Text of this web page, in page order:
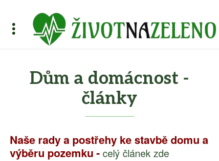
Dům a domácnost -
články
Naše rady a postřehy ke stavbě domu a
výběru pozemku - celý článek zde